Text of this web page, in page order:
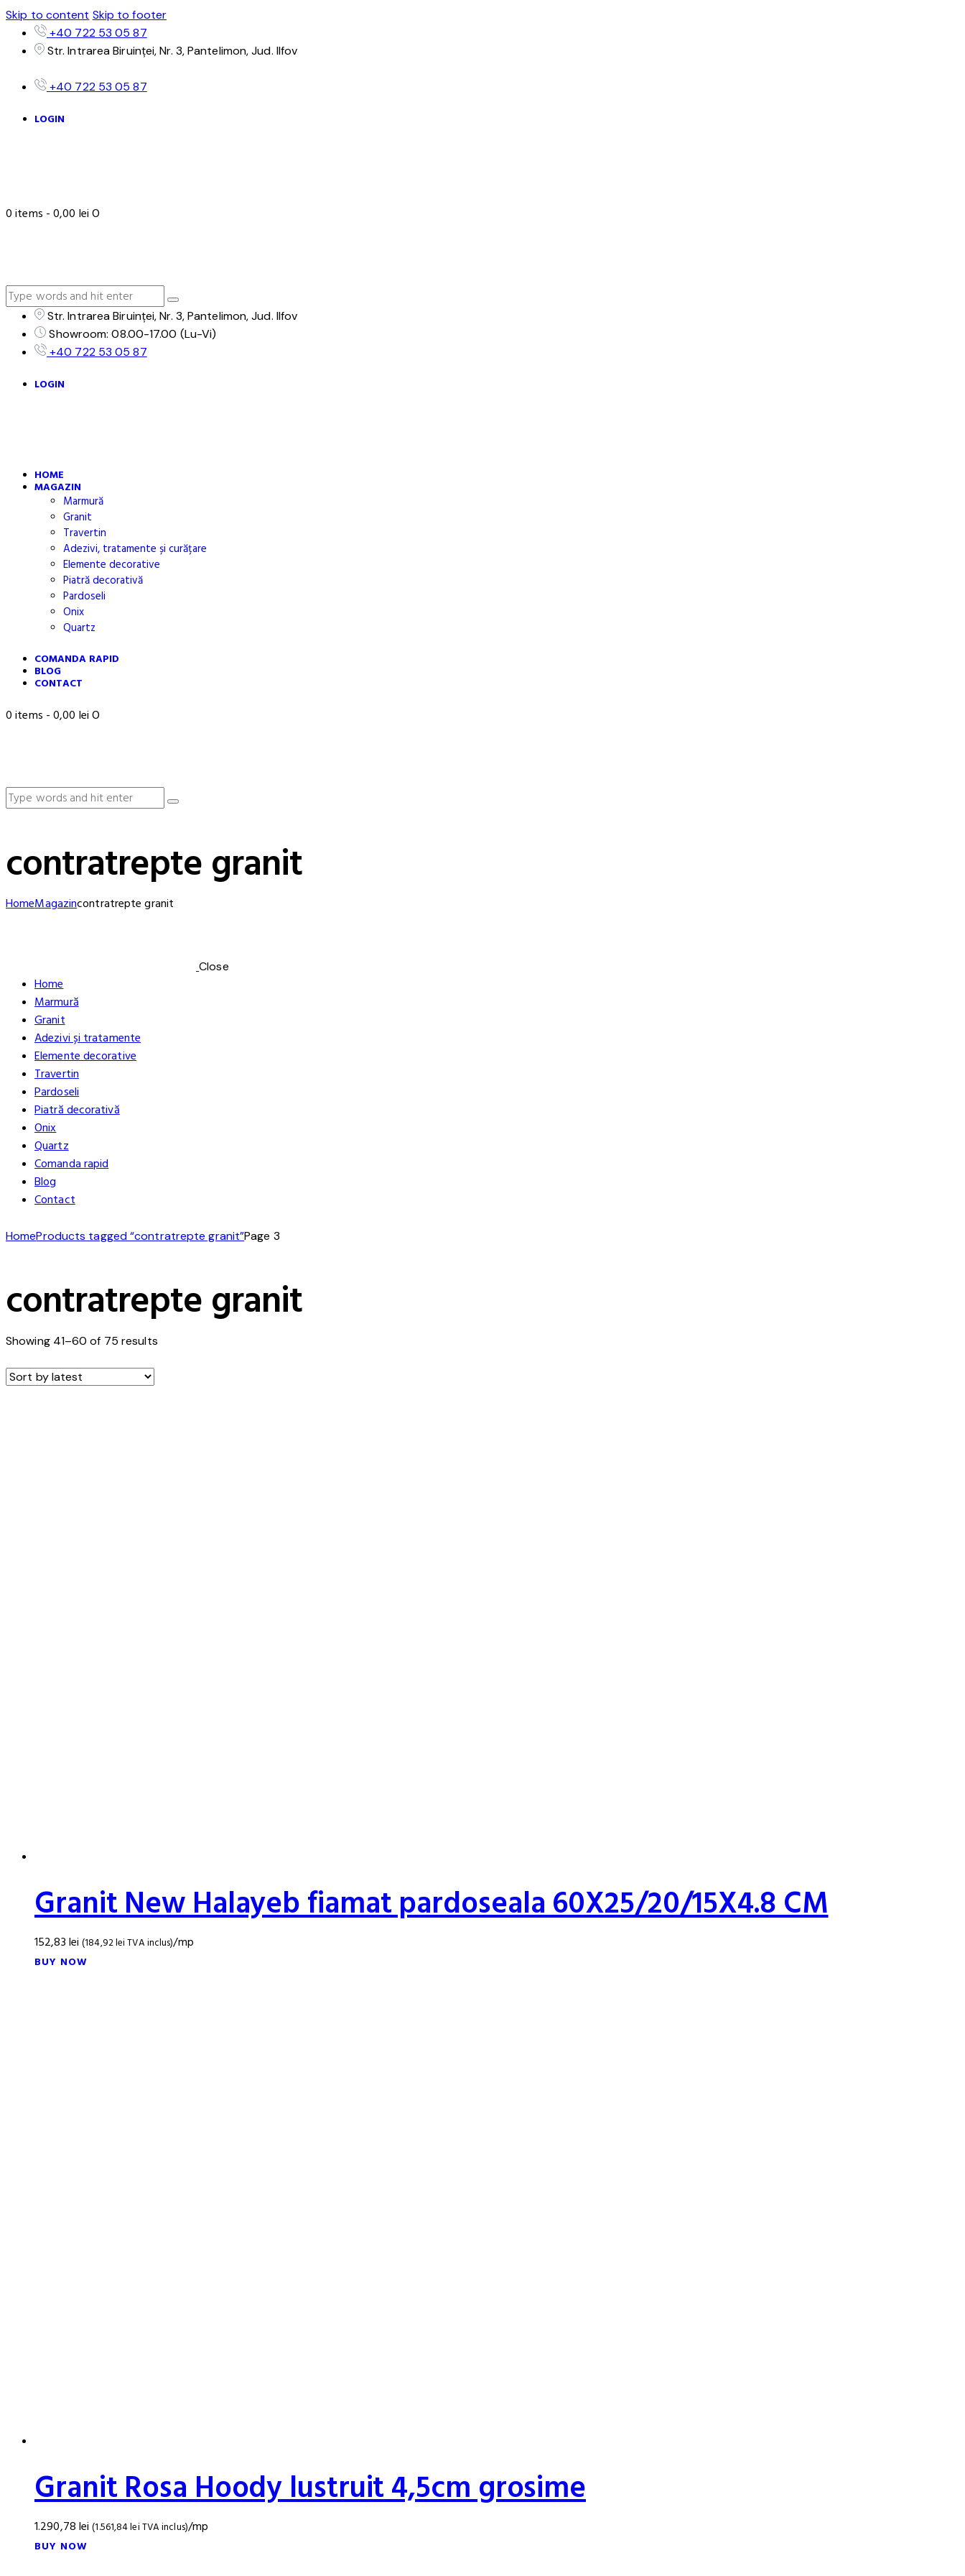
Skip to content Skip to footer
+40 722 53 05 87
Str. Intrarea Biruinței, Nr. 3, Pantelimon, Jud. Ilfov
+40 722 53 05 87
LOGIN
0 items -0,00 lei 0
Str. Intrarea Biruinței, Nr. 3, Pantelimon, Jud. Ilfov
Showroom: 08.00-17.00 (Lu-Vi)
+40 722 53 05 87
LOGIN
HOME
MAGAZIN
Marmură
Granit
Travertin
Adezivi, tratamente și curățare
Elemente decorative
Piatră decorativă
Pardoseli
Onix
Quartz
COMANDA RAPID
BLOG
CONTACT
0 items -0,00 lei 0
contratrepte granit
HomeMagazincontratrepte granit
Close
Home
Marmură
Granit
Adezivi și tratamente
Elemente decorative
Travertin
Pardoseli
Piatră decorativă
Onix
Quartz
Comanda rapid
Blog
Contact
HomeProducts tagged “contratrepte granit”Page 3
contratrepte granit
Showing 41–60 of 75 results
Granit New Halayeb fiamat pardoseala 60X25/20/15X4.8 CM
152,83 lei (184,92lei TVA inclus)/mp
BUY NOW
Granit Rosa Hoody lustruit 4,5cm grosime
1.290,78 lei (1.561,84lei TVA inclus)/mp
BUY NOW